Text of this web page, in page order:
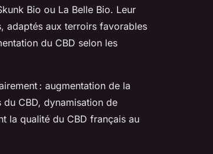
Bio ou La Belle Bio. Leur
adaptés aux terroirs favorables
du CBD selon les
: augmentation de la
CBD, dynamisation de
la qualité du CBD français au